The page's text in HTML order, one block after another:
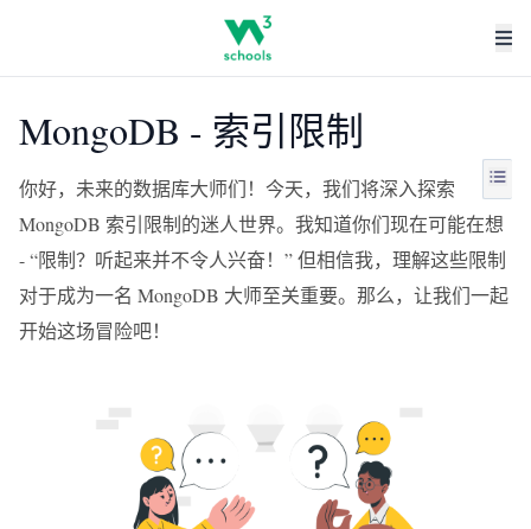
MongoDB - 索引限制
你好，未来的数据库大师们！今天，我们将深入探索
MongoDB 索引限制的迷人世界。我知道你们现在可能在想
- “限制？听起来并不令人兴奋！” 但相信我，理解这些限制
对于成为一名 MongoDB 大师至关重要。那么，让我们一起
开始这场冒险吧！